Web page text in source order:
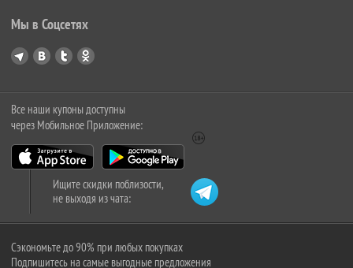
Мы в Соцсетях
Все наши купоны доступны
через Мобильное Приложение:
Ищите скидки поблизости,
не выходя из чата:
Сэкономьте до 90% при любых покупках
Подпишитесь на самые выгодные предложения